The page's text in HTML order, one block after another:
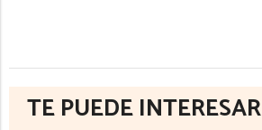
TE PUEDE INTERESAR